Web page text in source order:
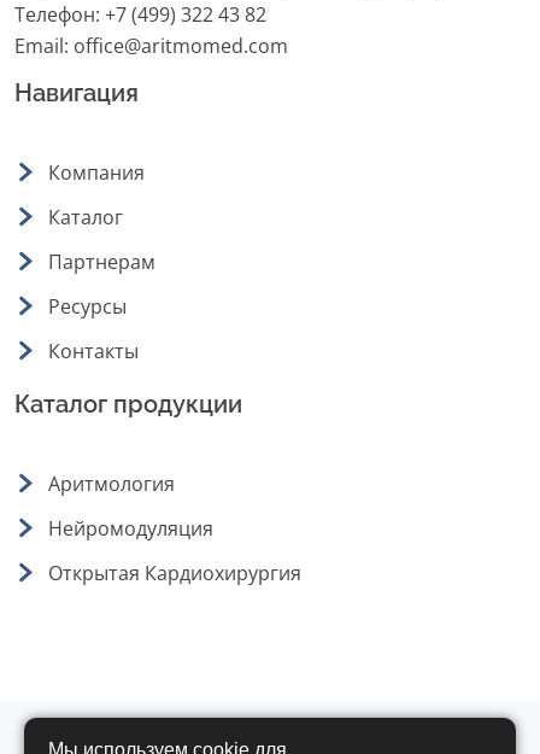
Телефон: +7 (499) 322 43 82
Email: office@aritmomed.com
Навигация
Компания
Каталог
Партнерам
Ресурсы
Контакты
Каталог продукции
Аритмология
Нейромодуляция
Открытая Кардиохирургия
Мы используем cookie для